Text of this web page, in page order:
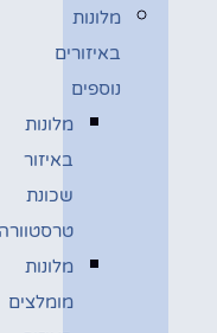
מלונות
באיזורים
נוספים
מלונות
באיזור
שכונת
טרסטוורה
מלונות
מומלצים